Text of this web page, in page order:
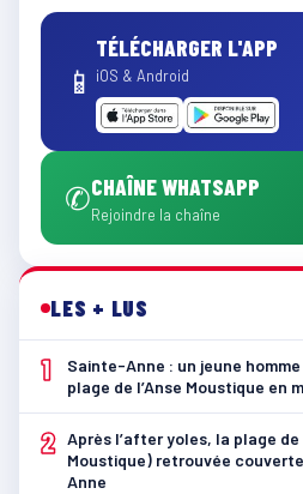
📱
TÉLÉCHARGER L'APP
iOS & Android
✆CHAÎNE WHATSAPP
Rejoindre la chaîne
LES + LUS
1
Sainte-Anne : un jeune
plage de l’Anse Moustique en
2 Après l’after yoles, la plage de
Moustique) retrouvée
Anne